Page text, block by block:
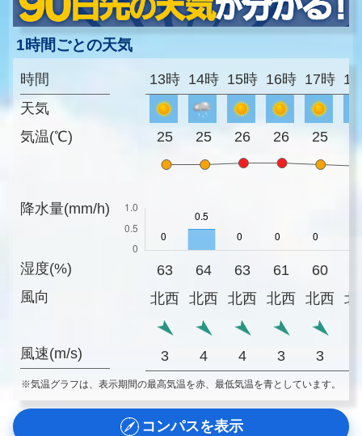
1時間ごとの天気
時間
天気
気温(℃)
降水量(mm/h)
湿度(%)
風向
風速(m/s)
13時 14時 15時 16時 17時
25 25 26 26 25
63 64 63 61 60
北西
北西 北西 北西 北西 北
3 4 4 3 3
※気温グラフは、表示期間の最高気温を赤、最低気温を青としています。
コンパスを表示